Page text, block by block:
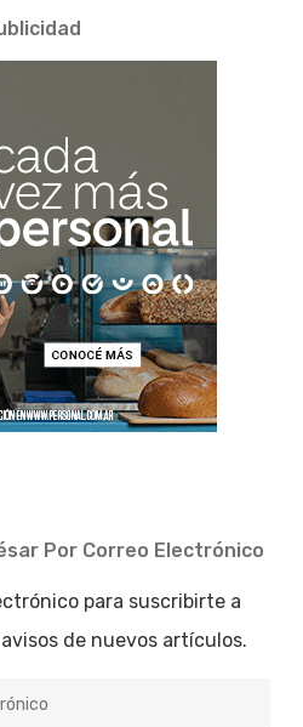
Por Correo Electrónico
para suscribirte a
de nuevos artículos.